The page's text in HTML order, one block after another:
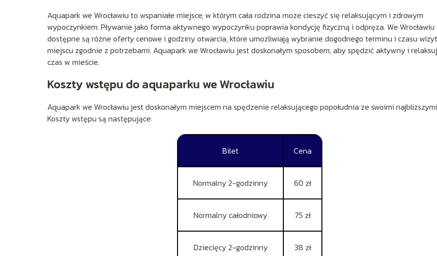
Aquapark we Wrocławiu to wspaniałe miejsce, w którym cała rodzina może cieszyć się relaksującym i zdrowym
wypoczynkiem. Pływanie jako forma aktywnego wypoczynku poprawia kondycję fizyczną i odpręża. We Wrocławiu
dostępne są różne oferty cenowe i godziny otwarcia, które umożliwiają wybranie dogodnego terminu i czasu
miejscu zgodnie z potrzebami. Aquapark we Wrocławiu jest doskonałym sposobem, aby spędzić aktywny i
czas w mieście.
Koszty wstępu do aquaparku we Wrocławiu
Aquapark we Wrocławiu jest doskonałym miejscem na spędzenie relaksującego popołudnia ze swoimi
Koszty wstępu są następujące:
Bilet Cena
Normalny 2-godzinny 60 zł
Normalny całodniowy 75 zł
Dziecięcy 2-godzinny 38 zł